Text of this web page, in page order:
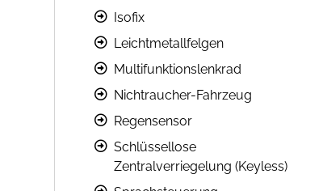
Isofix
Leichtmetallfelgen
Multifunktionslenkrad
Nichtraucher-Fahrzeug
Regensensor
Schlüssellose
Zentralverriegelung (Keyless)